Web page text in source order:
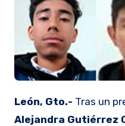
León, Gto.- Tras un
Alejandra Gutiérrez